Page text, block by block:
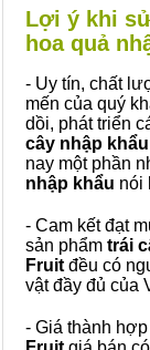
Lợi ý khi
hoa quả
- Uy tín, chất
mến của quý
dồi, phát triển
cây nhập
nay một phần
nhập khẩu nói
- Cam kết đạt
sản phẩm trái
Fruit đều có
vật đầy đủ của
- Giá thành hợp